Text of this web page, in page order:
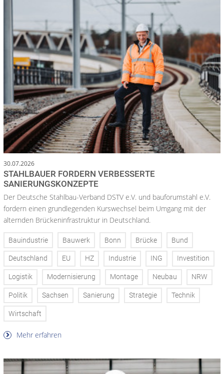
30.07.2026
STAHLBAUER FORDERN VERBESSERTE
SANIERUNGSKONZEPTE
Der Deutsche Stahlbau-Verband DSTV e.V. und bauforumstahl e.V.
fordern einen grundlegenden Kurswechsel beim Umgang mit der
alternden Brückeninfrastruktur in Deutschland.
Bauindustrie Bauwerk Bonn Brücke Bund
Deutschland EU HZ Industrie ING Investition
Logistik Modernisierung Montage Neubau NRW
Politik Sachsen Sanierung Strategie Technik
Wirtschaft
Mehr erfahren